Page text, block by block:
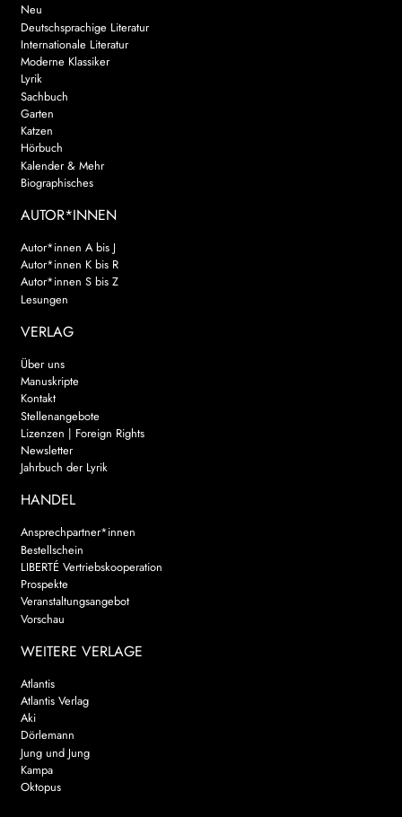
Neu
Deutschsprachige Literatur
Internationale Literatur
Moderne Klassiker
Lyrik
Sachbuch
Garten
Katzen
Hörbuch
Kalender & Mehr
Biographisches
AUTOR*INNEN
Autor*innen A bis J
Autor*innen K bis R
Autor*innen S bis Z
Lesungen
VERLAG
Über uns
Manuskripte
Kontakt
Stellenangebote
Lizenzen | Foreign Rights
Newsletter
Jahrbuch der Lyrik
HANDEL
Ansprechpartner*innen
Bestellschein
LIBERTÉ Vertriebskooperation
Prospekte
Veranstaltungsangebot
Vorschau
WEITERE VERLAGE
Atlantis
Atlantis Verlag
Aki
Dörlemann
Jung und Jung
Kampa
Oktopus